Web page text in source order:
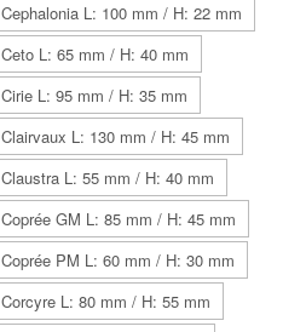
Cephalonia L: 100 mm / H: 22 mm
Ceto L: 65 mm / H: 40 mm
Cirie L: 95 mm / H: 35 mm
Clairvaux L: 130 mm / H: 45 mm
Claustra L: 55 mm / H: 40 mm
Coprée GM L: 85 mm / H: 45 mm
Coprée PM L: 60 mm / H: 30 mm
Corcyre L: 80 mm / H: 55 mm